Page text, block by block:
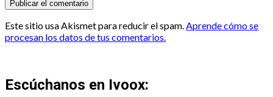
Este sitio usa Akismet para reducir el spam.Aprende cómo se
procesan los datos de tus comentarios.
Escúchanos en Ivoox: